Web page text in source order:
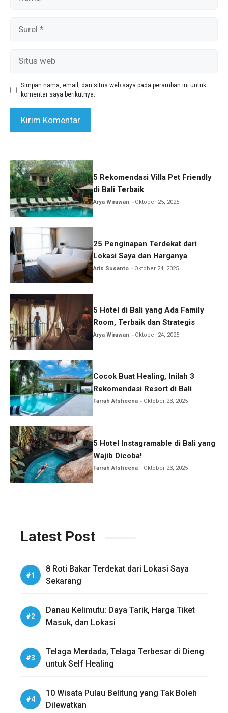
Simpan nama, email, dan situs web saya pada peramban ini untuk
komentar saya berikutnya.
5 Rekomendasi Villa Pet Friendly
di Bali Terbaik
Arya Wirawan Oktober 25, 2025
25 Penginapan Terdekat dari
Lokasi Saya dan Harganya
Aris Susanto Oktober 24, 2025
5 Hotel di Bali yang Ada Family
Room, Terbaik dan Strategis
Arya Wirawan Oktober 24, 2025
Cocok Buat Healing, Inilah 3
Rekomendasi Resort di Bali
Farrah Afsheena Oktober 23, 2025
5 Hotel Instagramable di Bali yang
Wajib Dicoba!
Farrah Afsheena Oktober 23, 2025
Latest Post
8 Roti Bakar Terdekat dari Lokasi Saya
Sekarang
Danau Kelimutu: Daya Tarik, Harga Tiket
Masuk, dan Lokasi
Telaga Merdada, Telaga Terbesar di Dieng
untuk Self Healing
10 Wisata Pulau Belitung yang Tak Boleh
Dilewatkan